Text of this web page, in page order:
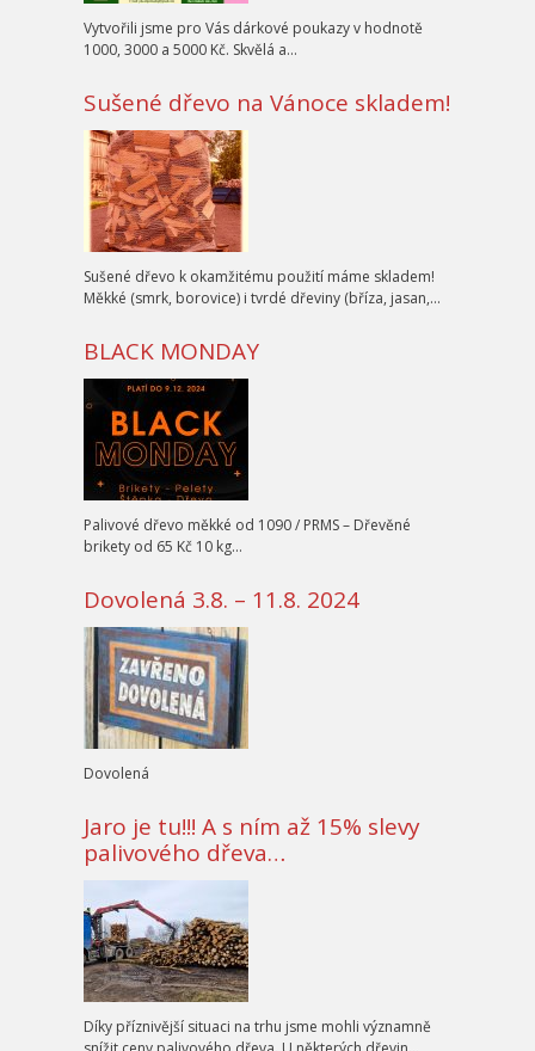
Vytvořili jsme pro Vás dárkové poukazy v hodnotě
1000, 3000 a 5000 Kč. Skvělá a…
Sušené dřevo na Vánoce skladem!
Sušené dřevo k okamžitému použití máme skladem!
Měkké (smrk, borovice) i tvrdé dřeviny (bříza, jasan,…
BLACK MONDAY
Palivové dřevo měkké od 1090 / PRMS – Dřevěné
brikety od 65 Kč 10 kg…
Dovolená 3.8. – 11.8. 2024
Dovolená
Jaro je tu!!! A s ním až 15% slevy
palivového dřeva…
Díky příznivější situaci na trhu jsme mohli významně